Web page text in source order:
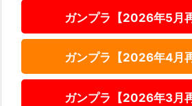
ガンプラ【2026年5月
ガンプラ【2026年4月
ガンプラ【2026年3月